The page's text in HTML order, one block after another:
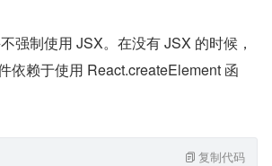
强制使用 JSX。在没有 JSX 的时候，
依赖于使用 React.createElement 函
复制代码